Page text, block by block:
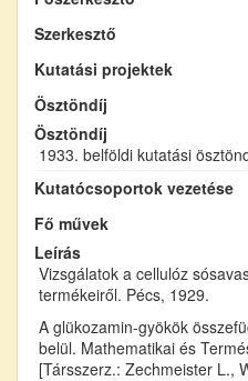
Szerkesztő
Kutatási projektek
Ösztöndíj
Ösztöndíj
1933. belföldi kutatási
Kutatócsoportok vezetése
Fő művek
Leírás
Vizsgálatok a cellulóz
termékeiről. Pécs, 1929.
A glükozamin-gyökök
belül. Mathematikai és
[Társszerz.: Zechmeister L.,